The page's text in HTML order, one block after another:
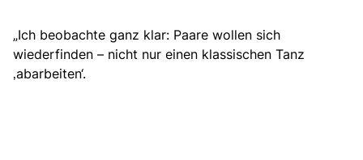
„Ich beobachte ganz klar: Paare wollen sich
wiederfinden – nicht nur einen klassischen Tanz
‚abarbeiten‘.